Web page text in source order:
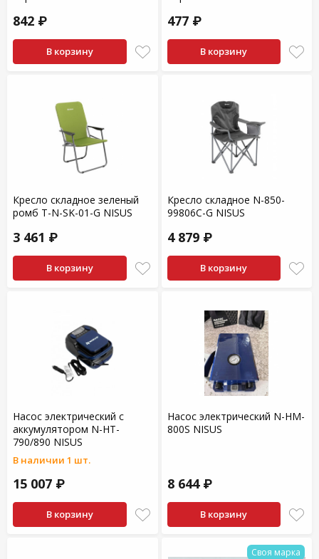
842 ₽
В корзину
477 ₽
В корзину
Кресло складное зеленый
ромб T-N-SK-01-G NISUS
3 461 ₽
В корзину
Кресло складное N-850-
99806C-G NISUS
4 879 ₽
В корзину
Насос электрический с
аккумулятором N-HT-
790/890 NISUS
В наличии 1 шт.
15 007 ₽
В корзину
Насос электрический N-HM-
800S NISUS
8 644 ₽
В корзину
Своя марка